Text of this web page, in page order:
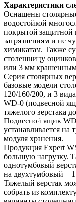
Характеристики
Оснащены
водостойкой
покрытой защитной
загрязнениям и не
химикатам. Также
столешницу
или 3 мм
Серия столярных
базовые модели
120/160/200, и 3
WD-0 (подвесной
тяжелого верстака
Подвесной ящик
устанавливается на
модуля хранения.
Продукция Expert
большую нагрузку.
однотумбовый
на двухтумбовый –
Тяжелый верстак
собрать из